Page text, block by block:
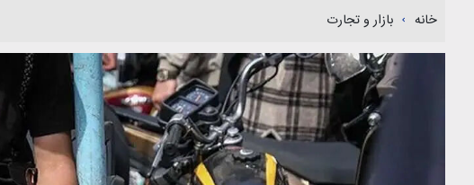
خانه بازار و تجارت